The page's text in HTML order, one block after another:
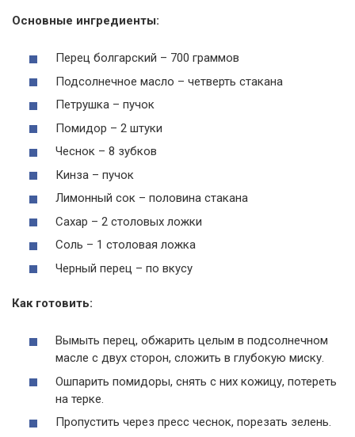
Основные ингредиенты:
Перец болгарский – 700 граммов
Подсолнечное масло – четверть стакана
Петрушка – пучок
Помидор – 2 штуки
Чеснок – 8 зубков
Кинза – пучок
Лимонный сок – половина стакана
Сахар – 2 столовых ложки
Соль – 1 столовая ложка
Черный перец – по вкусу
Как готовить:
Вымыть перец, обжарить целым в подсолнечном
масле с двух сторон, сложить в глубокую миску.
Ошпарить помидоры, снять с них кожицу, потереть
на терке.
Пропустить через пресс чеснок, порезать зелень.